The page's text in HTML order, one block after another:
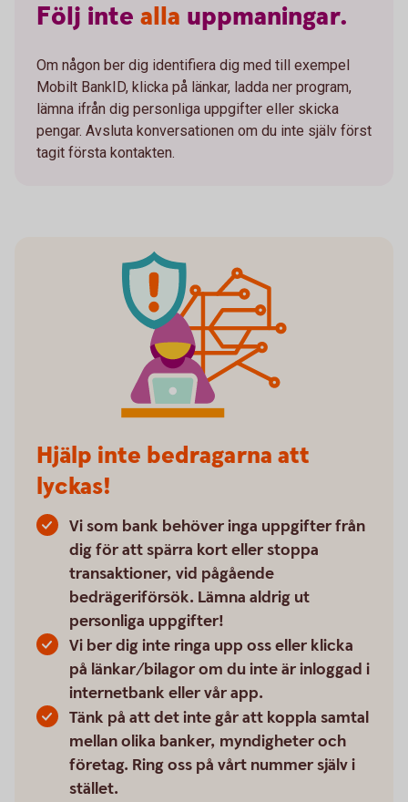
Följ inte alla uppmaningar.
Om någon ber dig identifiera dig med till exempel
Mobilt BankID, klicka på länkar, ladda ner program,
lämna ifrån dig personliga uppgifter eller skicka
pengar. Avsluta konversationen om du inte själv först
tagit första kontakten.
Hjälp inte bedragarna att
lyckas!
Vi som bank behöver inga uppgifter från
dig för att spärra kort eller stoppa
transaktioner, vid pågående
bedrägeriförsök. Lämna aldrig ut
personliga uppgifter!
Vi ber dig inte ringa upp oss eller klicka
på länkar/bilagor om du inte är inloggad i
internetbank eller vår app.
Tänk på att det inte går att koppla samtal
mellan olika banker, myndigheter och
företag. Ring oss på vårt nummer själv i
stället.